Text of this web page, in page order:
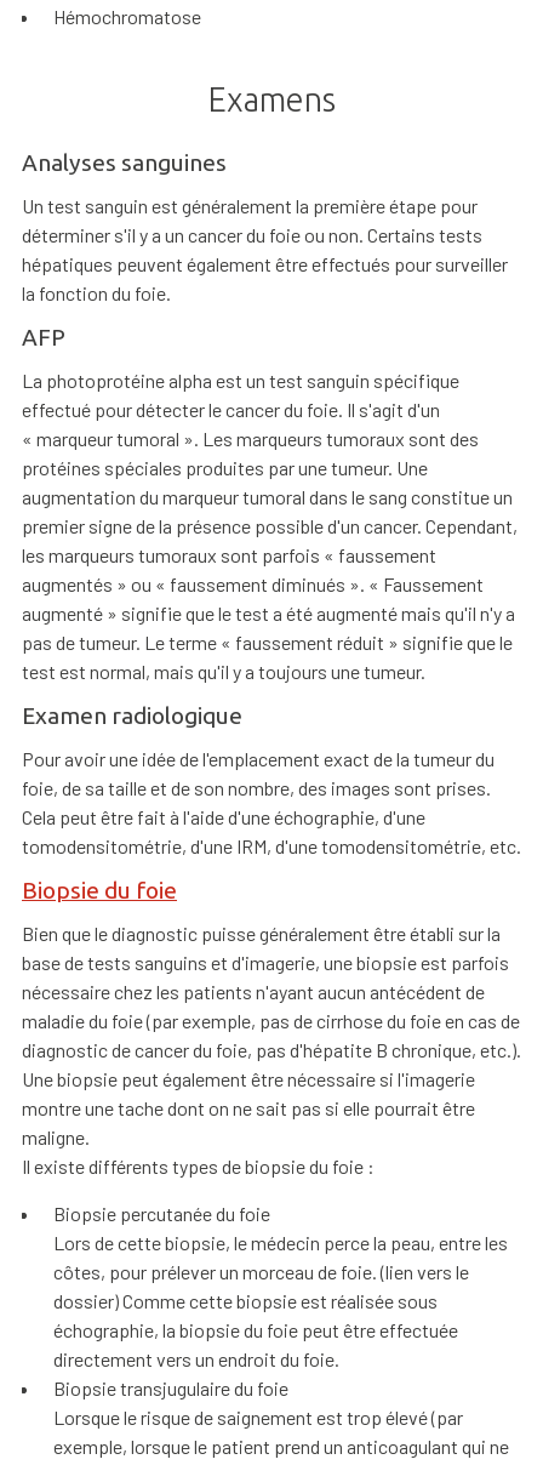
Hémochromatose
Examens
Analyses sanguines
Un test sanguin est généralement la première étape pour
déterminer s'il y a un cancer du foie ou non. Certains tests
hépatiques peuvent également être effectués pour surveiller
la fonction du foie.
AFP
La photoprotéine alpha est un test sanguin spécifique
effectué pour détecter le cancer du foie. Il s'agit d'un
« marqueur tumoral ». Les marqueurs tumoraux sont des
protéines spéciales produites par une tumeur. Une
augmentation du marqueur tumoral dans le sang constitue un
premier signe de la présence possible d'un cancer. Cependant,
les marqueurs tumoraux sont parfois « faussement
augmentés » ou « faussement diminués ». « Faussement
augmenté » signifie que le test a été augmenté mais qu'il n'y a
pas de tumeur. Le terme « faussement réduit » signifie que le
test est normal, mais qu'il y a toujours une tumeur.
Examen radiologique
Pour avoir une idée de l'emplacement exact de la tumeur du
foie, de sa taille et de son nombre, des images sont prises.
Cela peut être fait à l'aide d'une échographie, d'une
tomodensitométrie, d'une IRM, d'une tomodensitométrie, etc.
Biopsie du foie
Bien que le diagnostic puisse généralement être établi sur la
base de tests sanguins et d'imagerie, une biopsie est parfois
nécessaire chez les patients n'ayant aucun antécédent de
maladie du foie (par exemple, pas de cirrhose du foie en cas de
diagnostic de cancer du foie, pas d'hépatite B chronique, etc.).
Une biopsie peut également être nécessaire si l'imagerie
montre une tache dont on ne sait pas si elle pourrait être
maligne.
Il existe différents types de biopsie du foie :
Biopsie percutanée du foie
Lors de cette biopsie, le médecin perce la peau, entre les
côtes, pour prélever un morceau de foie. (lien vers le
dossier) Comme cette biopsie est réalisée sous
échographie, la biopsie du foie peut être effectuée
directement vers un endroit du foie.
Biopsie transjugulaire du foie
Lorsque le risque de saignement est trop élevé (par
exemple, lorsque le patient prend un anticoagulant qui ne